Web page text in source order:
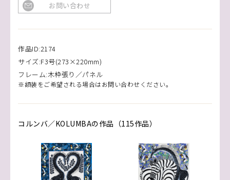
お問い合わせ
作品ID:2174
サイズ:F3号(273×220mm)
フレーム:木枠張り／パネル
※額装をご希望される場合はお問い合わせください。
コルンバ／KOLUMBAの作品（115作品）